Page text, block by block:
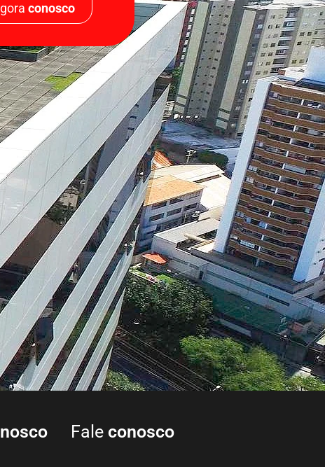
conosco
Fale conosco